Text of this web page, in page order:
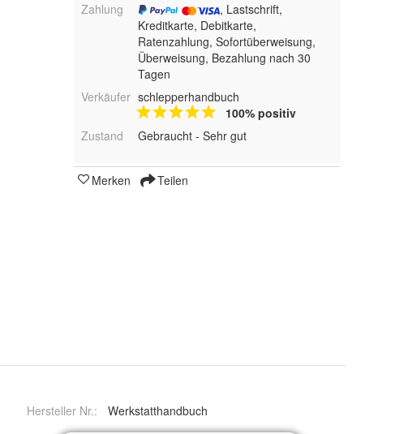
Zahlung
, Lastschrift,
Kreditkarte, Debitkarte,
Ratenzahlung, Sofortüberweisung,
Überweisung, Bezahlung nach 30
Tagen
Verkäufer schlepperhandbuch
100% positiv
Zustand
Gebraucht - Sehr gut
Merken Teilen
Hersteller Nr.: Werkstatthandbuch